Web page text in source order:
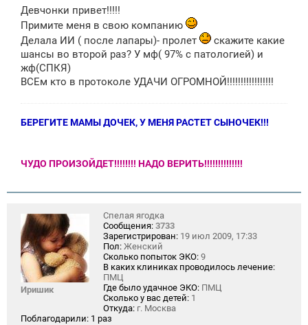
б
щ
е
н
и
е
Девчонки привет!!!!!
Примите меня в свою компанию
Делала ИИ ( после лапары)- пролет
скажите какие
шансы во второй раз? У мф( 97% с патологией) и
жф(СПКЯ)
ВСЕм кто в протоколе УДАЧИ ОГРОМНОЙ!!!!!!!!!!!!!!!!!
БЕРЕГИТЕ МАМЫ ДОЧЕК, У МЕНЯ РАСТЕТ СЫНОЧЕК!!!
ЧУДО ПРОИЗОЙДЕТ!!!!!!!! НАДО ВЕРИТЬ!!!!!!!!!!!!!!
Иришик
Спелая ягодка
Сообщения: 3733
Зарегистрирован: 19 июл 2009, 17:33
Пол: Женский
Сколько попыток ЭКО: 9
В каких клиниках проводилось лечение:
ПМЦ
Где было удачное ЭКО: ПМЦ
Сколько у вас детей: 1
Откуда: г. Москва
Поблагодарили: 1 раз